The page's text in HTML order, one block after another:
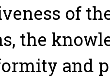
of
the
and